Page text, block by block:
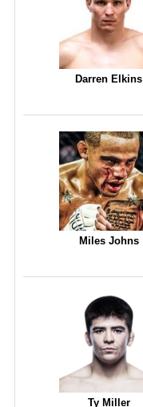
Darren Elkins
Miles Johns
Ty Miller